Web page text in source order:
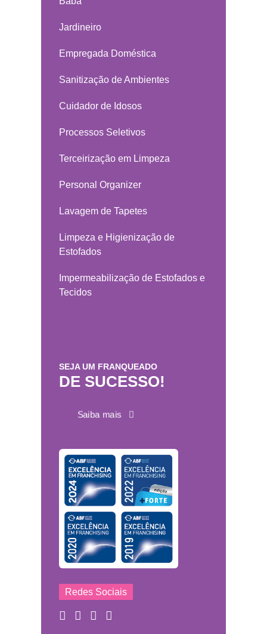
Jardineiro
Empregada Doméstica
Sanitização de Ambientes
Cuidador de Idosos
Processos Seletivos
Terceirização em Limpeza
Personal Organizer
Lavagem de Tapetes
Limpeza e Higienização de
Estofados
Impermeabilização de Estofados e
Tecidos
SEJA UM FRANQUEADO
DE SUCESSO!
Saiba mais
Redes Sociais